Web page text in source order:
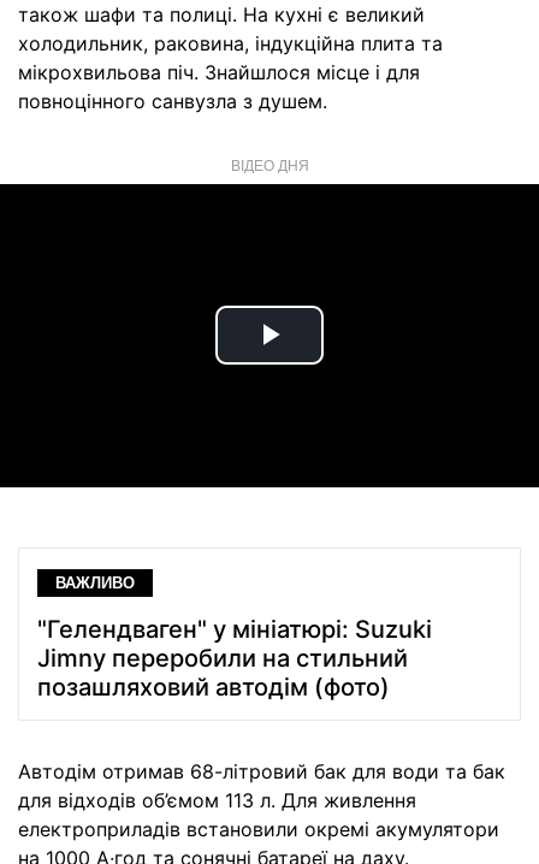
також шафи та полиці. На кухні є великий
холодильник, раковина, індукційна плита та
мікрохвильова піч. Знайшлося місце і для
повноцінного санвузла з душем.
ВІДЕО ДНЯ
Play
ВАЖЛИВО
"Гелендваген" у мініатюрі: Suzuki
Jimny переробили на стильний
позашляховий автодім (фото)
Автодім отримав 68-літровий бак для води та бак
для відходів об’ємом 113 л. Для живлення
електроприладів встановили окремі акумулятори
на 1000 А∙год та сонячні батареї на даху.